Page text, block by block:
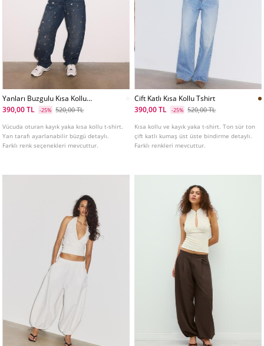
Yanları Buzgulu Kısa Kollu
Tshirt
390,00 TL -25% 520,00 TL
Vücuda oturan kayık yaka kısa kollu t-shirt.
Yan tarafı ayarlanabilir büzgü detaylı.
Farklı renk seçenekleri mevcuttur.
Cift Katlı Kısa Kollu Tshirt
390,00 TL
-25% 520,00 TL
Kısa kollu ve kayık yaka t-shirt. Ton sür ton
çift katlı kumaş üst üste bindirme detaylı.
Farklı renkleri mevcuttur.